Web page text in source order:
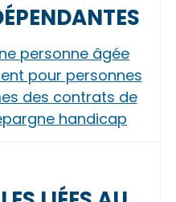
personne âgée
pour personnes
des contrats de
handicap